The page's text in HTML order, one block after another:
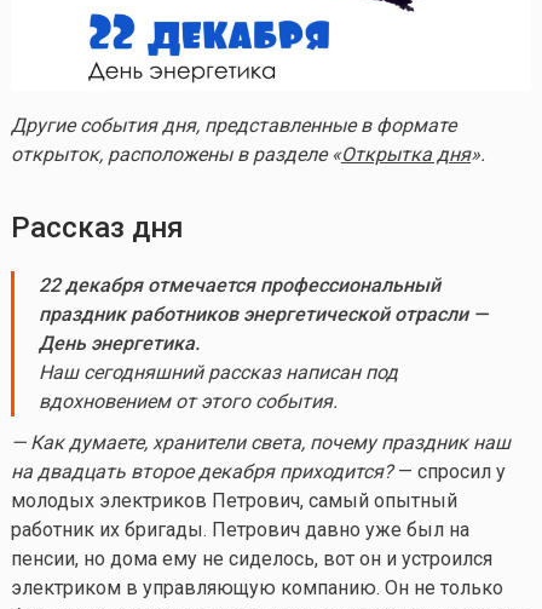
Другие события дня, представленные в формате
открыток, расположены в разделе «Открытка дня».
Рассказ дня
22 декабря отмечается профессиональный
праздник работников энергетической отрасли —
День энергетика.
Наш сегодняшний рассказ написан под
вдохновением от этого события.
— Как думаете, хранители света, почему праздник наш
на двадцать второе декабря приходится?— спросил у
молодых электриков Петрович, самый опытный
работник их бригады. Петрович давно уже был на
пенсии, но дома ему не сиделось, вот он и устроился
электриком в управляющую компанию. Он не только